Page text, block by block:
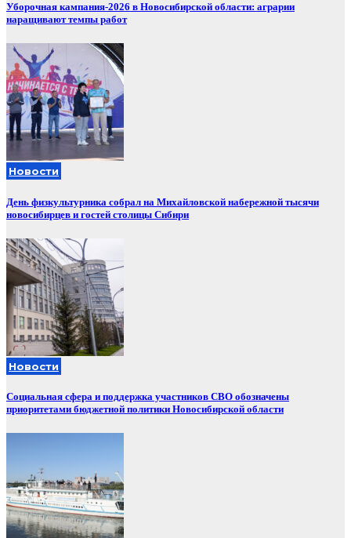
Уборочная кампания‑2026 в Новосибирской области: аграрии
наращивают темпы работ
Новости
День физкультурника собрал на Михайловской набережной тысячи
новосибирцев и гостей столицы Сибири
Новости
Социальная сфера и поддержка участников СВО обозначены
приоритетами бюджетной политики Новосибирской области